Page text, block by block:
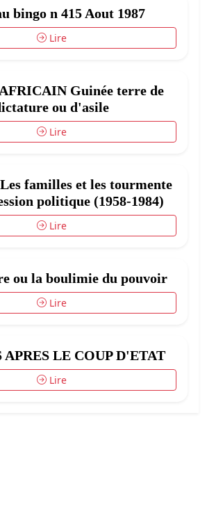
bingo n 415 Aout 1987
Lire
Guinée terre de
ou d'asile
Lire
Les familles et les tourmente
politique (1958-1984)
Lire
ou la boulimie du pouvoir
Lire
LE COUP D'ETAT
Lire